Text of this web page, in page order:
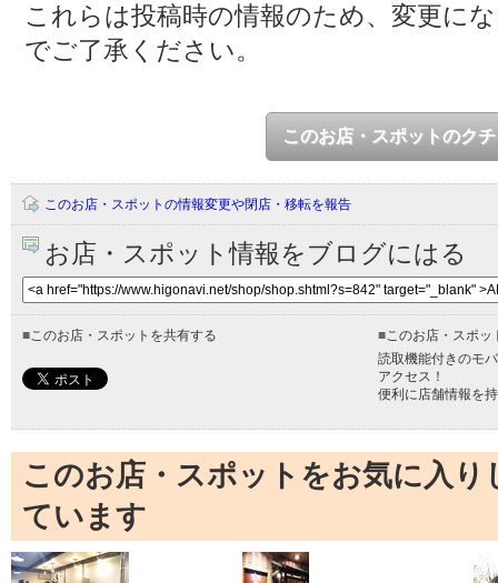
これらは投稿時の情報のため、変更に
でご了承ください。
このお店・スポットのク
このお店・スポットの情報変更や閉店・移転を報告
お店・スポット情報をブログにはる
■このお店・スポットを共有する ■このお店・スポッ
読取機能付きのモ
アクセス！
便利に店舗情報を
このお店・スポットをお気に入
ています